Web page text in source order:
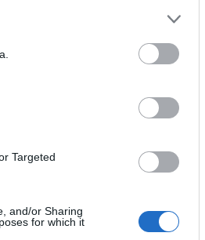
Targeted
and/or Sharing
for which it